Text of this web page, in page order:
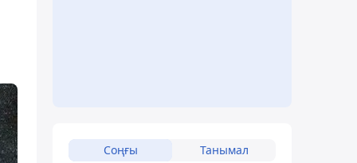
Соңғы Танымал